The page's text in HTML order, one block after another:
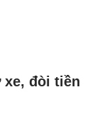
xe, đòi tiền